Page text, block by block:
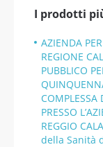
I prodotti
AZIENDA
REGIONE
PUBBLICO
COMPLESSA
PRESSO
REGGIO
della Sanità